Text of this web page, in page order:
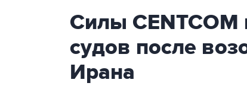
Силы CENTCOM
судов после
Ирана